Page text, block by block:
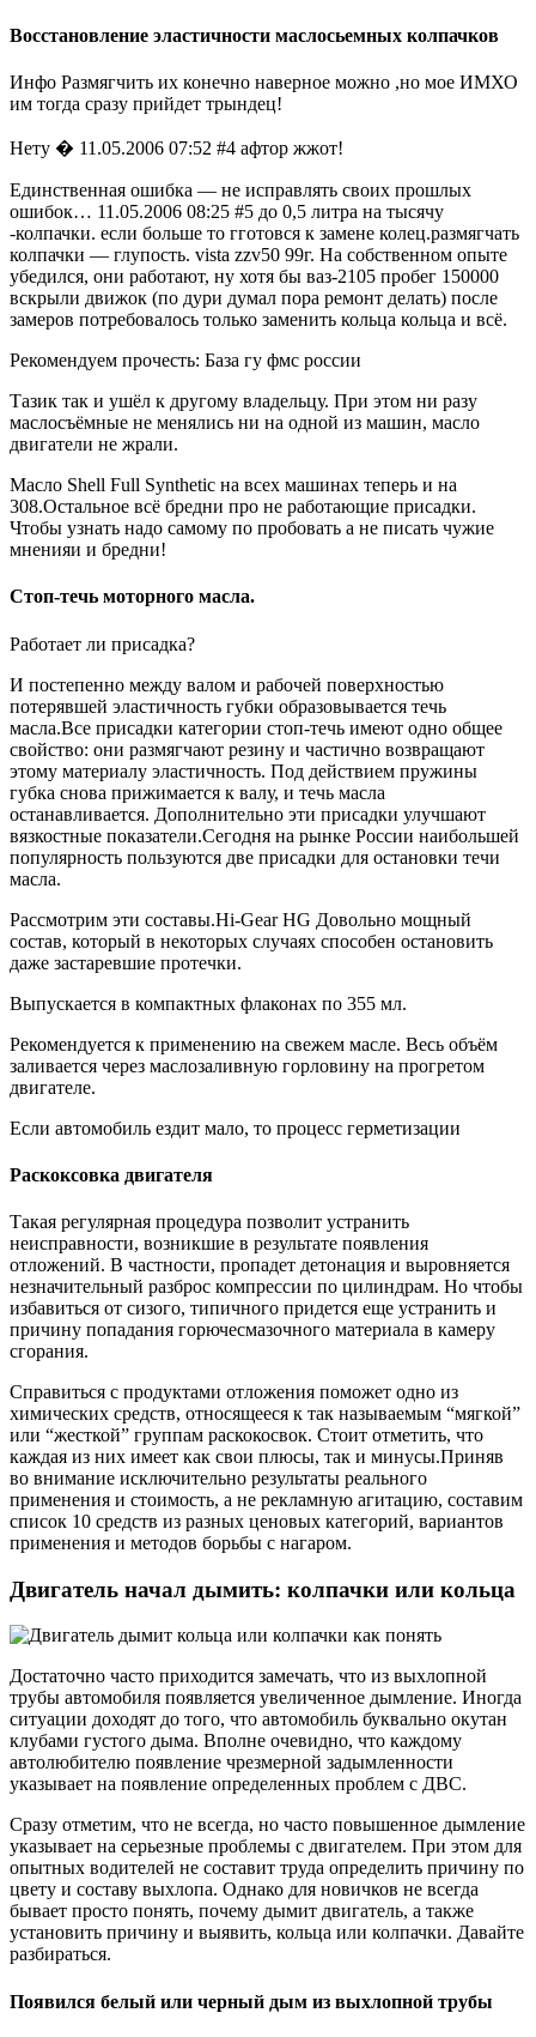
Восстановление эластичности маслосьемных колпачков
Инфо Размягчить их конечно наверное можно ,но мое ИМХО
им тогда сразу прийдет трындец!
Нету � 11.05.2006 07:52 #4 афтор жжот!
Единственная ошибка — не исправлять своих прошлых
ошибок… 11.05.2006 08:25 #5 до 0,5 литра на тысячу
-колпачки. если больше то гготовся к замене колец.размягчать
колпачки — глупость. vista zzv50 99г. На собственном опыте
убедился, они работают, ну хотя бы ваз-2105 пробег 150000
вскрыли движок (по дури думал пора ремонт делать) после
замеров потребовалось только заменить кольца кольца и всё.
Рекомендуем прочесть: База гу фмс россии
Тазик так и ушёл к другому владельцу. При этом ни разу
маслосъёмные не менялись ни на одной из машин, масло
двигатели не жрали.
Масло Shell Full Synthetic на всех машинах теперь и на
308.Остальное всё бредни про не работающие присадки.
Чтобы узнать надо самому по пробовать а не писать чужие
мненияи и бредни!
Стоп-течь моторного масла.
Работает ли присадка?
И постепенно между валом и рабочей поверхностью
потерявшей эластичность губки образовывается течь
масла.Все присадки категории стоп-течь имеют одно общее
свойство: они размягчают резину и частично возвращают
этому материалу эластичность. Под действием пружины
губка снова прижимается к валу, и течь масла
останавливается. Дополнительно эти присадки улучшают
вязкостные показатели.Сегодня на рынке России наибольшей
популярность пользуются две присадки для остановки течи
масла.
Рассмотрим эти составы.Hi-Gear HG Довольно мощный
состав, который в некоторых случаях способен остановить
даже застаревшие протечки.
Выпускается в компактных флаконах по 355 мл.
Рекомендуется к применению на свежем масле. Весь объём
заливается через маслозаливную горловину на прогретом
двигателе.
Если автомобиль ездит мало, то процесс герметизации
Раскоксовка двигателя
Такая регулярная процедура позволит устранить
неисправности, возникшие в результате появления
отложений. В частности, пропадет детонация и выровняется
незначительный разброс компрессии по цилиндрам. Но чтобы
избавиться от сизого, типичного придется еще устранить и
причину попадания горючесмазочного материала в камеру
сгорания.
Справиться с продуктами отложения поможет одно из
химических средств, относящееся к так называемым “мягкой”
или “жесткой” группам раскокосвок. Стоит отметить, что
каждая из них имеет как свои плюсы, так и минусы.Приняв
во внимание исключительно результаты реального
применения и стоимость, а не рекламную агитацию, составим
список 10 средств из разных ценовых категорий, вариантов
применения и методов борьбы с нагаром.
Двигатель начал дымить: колпачки или кольца
Достаточно часто приходится замечать, что из выхлопной
трубы автомобиля появляется увеличенное дымление. Иногда
ситуации доходят до того, что автомобиль буквально окутан
клубами густого дыма. Вполне очевидно, что каждому
автолюбителю появление чрезмерной задымленности
указывает на появление определенных проблем с ДВС.
Сразу отметим, что не всегда, но часто повышенное дымление
указывает на серьезные проблемы с двигателем. При этом для
опытных водителей не составит труда определить причину по
цвету и составу выхлопа. Однако для новичков не всегда
бывает просто понять, почему дымит двигатель, а также
установить причину и выявить, кольца или колпачки. Давайте
разбираться.
Появился белый или черный дым из выхлопной трубы